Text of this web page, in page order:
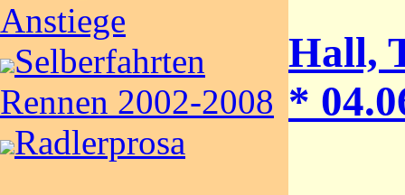
Anstiege
Selberfahrten
Rennen 2002-2008
Radlerprosa
Hall,
*